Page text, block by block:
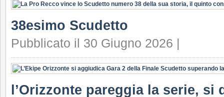
38esimo Scudetto
Pubblicato il 30 Giugno 2026 |
l’Orizzonte pareggia la serie,